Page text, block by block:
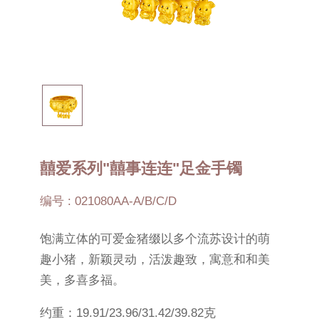
囍爱系列"囍事连连"足金手镯
编号 : 021080AA-A/B/C/D
饱满立体的可爱金猪缀以多个流苏设计的萌
趣小猪，新颖灵动，活泼趣致，寓意和和美
美，多喜多福。
约重：19.91/23.96/31.42/39.82克